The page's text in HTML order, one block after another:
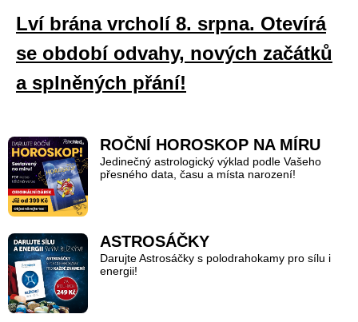
Lví brána vrcholí 8. srpna. Otevírá
se období odvahy, nových začátků
a splněných přání!
ROČNÍ HOROSKOP NA MÍRU
Jedinečný astrologický výklad podle Vašeho
přesného data, času a místa narození!
ASTROSÁČKY
Darujte Astrosáčky s polodrahokamy pro sílu i
energii!